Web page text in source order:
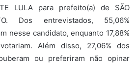
LULA para prefeito(a) de SÃO
Dos entrevistados, 55,06%
nesse candidato, enquanto 17,88%
Além disso, 27,06% dos
ou preferiram não opinar